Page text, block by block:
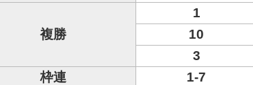
複勝
1
10
3
枠連
1-7